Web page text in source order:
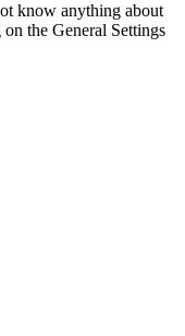
know anything about
the General Settings